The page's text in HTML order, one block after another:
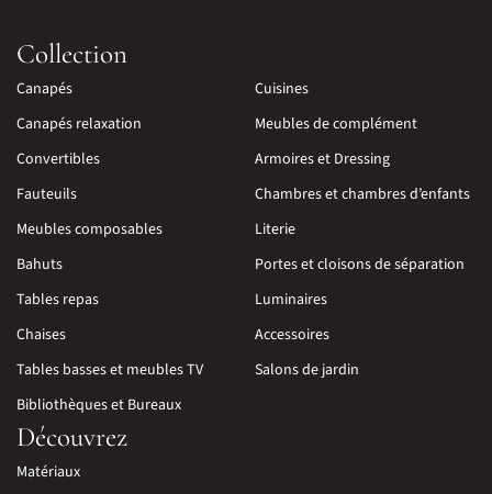
Collection
Canapés
Canapés relaxation
Convertibles
Fauteuils
Meubles composables
Bahuts
Tables repas
Chaises
Tables basses et meubles TV
Bibliothèques et Bureaux
Cuisines
Meubles de complément
Armoires et Dressing
Chambres et chambres d’enfants
Literie
Portes et cloisons de séparation
Luminaires
Accessoires
Salons de jardin
Découvrez
Matériaux